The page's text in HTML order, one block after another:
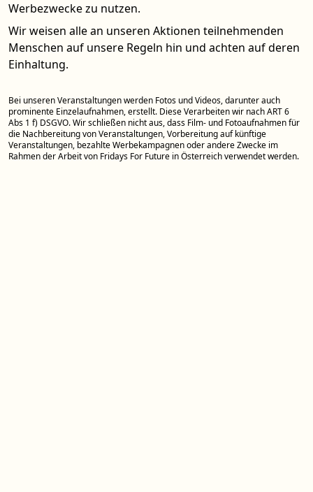
Werbezwecke zu nutzen.
Wir weisen alle an unseren Aktionen teilnehmenden
Menschen auf unsere Regeln hin und achten auf deren
Einhaltung.
Bei unseren Veranstaltungen werden Fotos und Videos, darunter auch
prominente Einzelaufnahmen, erstellt. Diese Verarbeiten wir nach ART 6
Abs 1 f) DSGVO. Wir schließen nicht aus, dass Film- und Fotoaufnahmen für
die Nachbereitung von Veranstaltungen, Vorbereitung auf künftige
Veranstaltungen, bezahlte Werbekampagnen oder andere Zwecke im
Rahmen der Arbeit von Fridays For Future in Österreich verwendet werden.